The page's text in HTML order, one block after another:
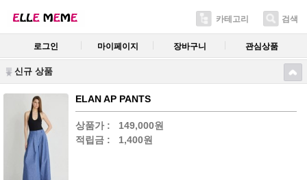
카테고리 검색
로그인 마이페이지 장바구니 관심상품
신규 상품
ELAN AP PANTS
상품가 :
149,000원
적립금 :
1,400원